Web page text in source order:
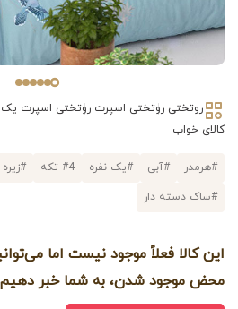
روتختی روتختی اسپرت روتختی اسپرت یک
کالای خواب
#هرمدر #آبی #یک نفره #4 تکه
#ساک دسته دار
این کالا فعلاً موجود نیست اما
محض موجود شدن، به شما خبر